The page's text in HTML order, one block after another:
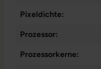
Pixeldichte:
Prozessor:
Prozessorkerne: